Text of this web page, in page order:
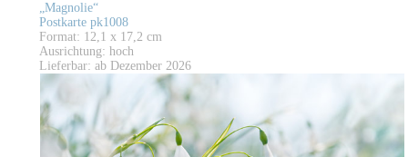
„Magnolie“
Postkarte pk1008
Format: 12,1 x 17,2 cm
Ausrichtung: hoch
Lieferbar: ab Dezember 2026